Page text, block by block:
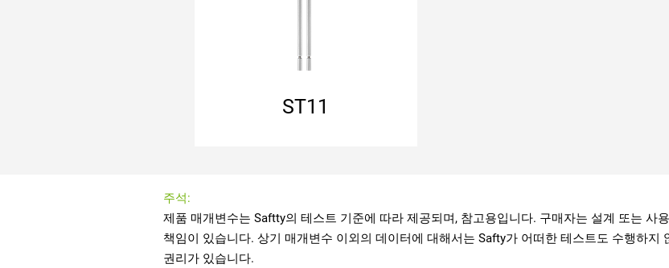
ST11
주석:
권리가 있습니다.